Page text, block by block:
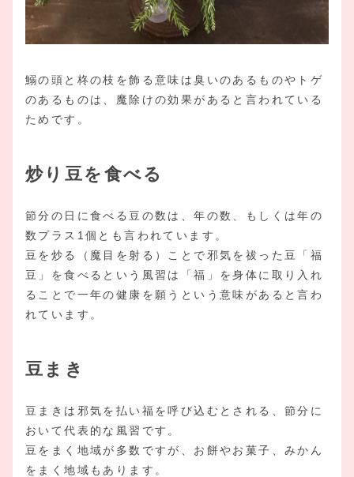
鰯の頭と柊の枝を飾る意味は臭いのあるものやトゲ
のあるものは、魔除けの効果があると言われている
ためです。
炒り豆を食べる
節分の日に食べる豆の数は、年の数、もしくは年の
数プラス1個とも言われています。
豆を炒る（魔目を射る）ことで邪気を祓った豆「福
豆」を食べるという風習は「福」を身体に取り入れ
ることで一年の健康を願うという意味があると言わ
れています。
豆まき
豆まきは邪気を払い福を呼び込むとされる、節分に
おいて代表的な風習です。
豆をまく地域が多数ですが、お餅やお菓子、みかん
をまく地域もあります。